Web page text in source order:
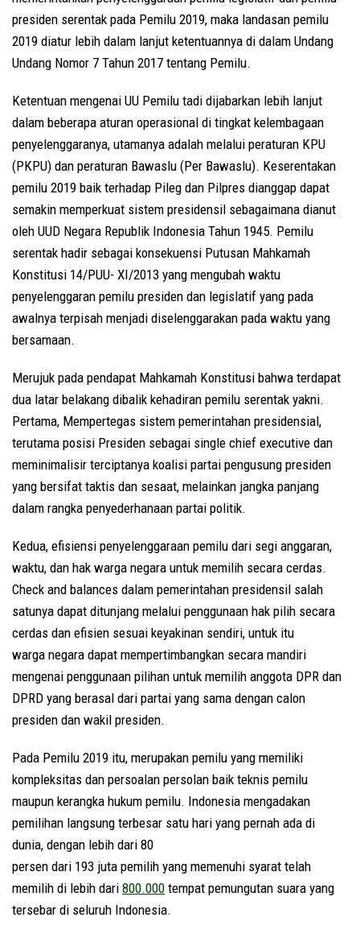
presiden serentak pada Pemilu 2019, maka landasan pemilu
2019 diatur lebih dalam lanjut ketentuannya di dalam Undang
Undang Nomor 7 Tahun 2017 tentang Pemilu.
Ketentuan mengenai UU Pemilu tadi dijabarkan lebih lanjut
dalam beberapa aturan operasional di tingkat kelembagaan
penyelenggaranya, utamanya adalah melalui peraturan KPU
(PKPU) dan peraturan Bawaslu (Per Bawaslu). Keserentakan
pemilu 2019 baik terhadap Pileg dan Pilpres dianggap dapat
semakin memperkuat sistem presidensil sebagaimana dianut
oleh UUD Negara Republik Indonesia Tahun 1945. Pemilu
serentak hadir sebagai konsekuensi Putusan Mahkamah
Konstitusi 14/PUU- XI/2013 yang mengubah waktu
penyelenggaran pemilu presiden dan legislatif yang pada
awalnya terpisah menjadi diselenggarakan pada waktu yang
bersamaan.
Merujuk pada pendapat Mahkamah Konstitusi bahwa terdapat
dua latar belakang dibalik kehadiran pemilu serentak yakni.
Pertama, Mempertegas sistem pemerintahan presidensial,
terutama posisi Presiden sebagai single chief executive dan
meminimalisir terciptanya koalisi partai pengusung presiden
yang bersifat taktis dan sesaat, melainkan jangka panjang
dalam rangka penyederhanaan partai politik.
Kedua, efisiensi penyelenggaraan pemilu dari segi anggaran,
waktu, dan hak warga negara untuk memilih secara cerdas.
Check and balances dalam pemerintahan presidensil salah
satunya dapat ditunjang melalui penggunaan hak pilih secara
cerdas dan efisien sesuai keyakinan sendiri, untuk itu
warga negara dapat mempertimbangkan secara mandiri
mengenai penggunaan pilihan untuk memilih anggota DPR dan
DPRD yang berasal dari partai yang sama dengan calon
presiden dan wakil presiden.
Pada Pemilu 2019 itu, merupakan pemilu yang memiliki
kompleksitas dan persoalan persolan baik teknis pemilu
maupun kerangka hukum pemilu. Indonesia mengadakan
pemilihan langsung terbesar satu hari yang pernah ada di
dunia, dengan lebih dari 80
persen dari 193 juta pemilih yang memenuhi syarat telah
memilih di lebih dari 800.000 tempat pemungutan suara yang
tersebar di seluruh Indonesia.